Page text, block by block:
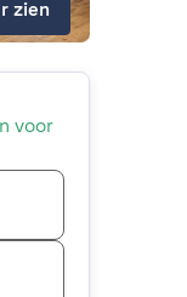
zien
voor